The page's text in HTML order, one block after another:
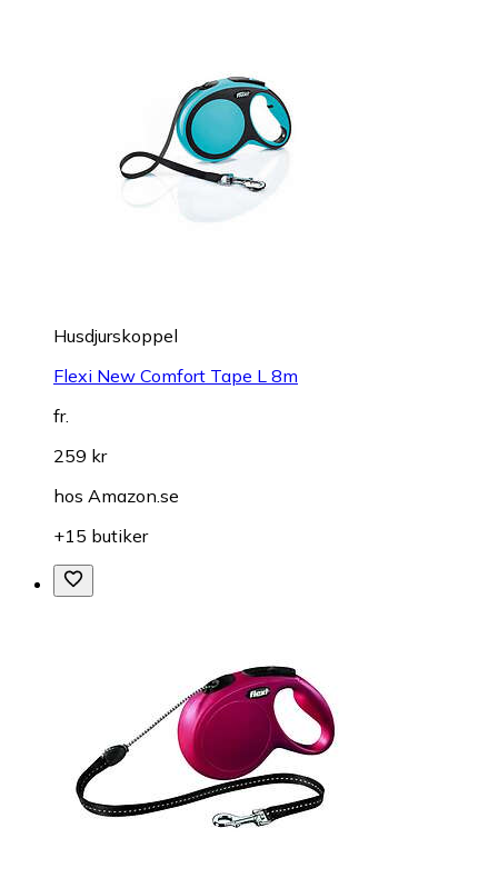
Husdjurskoppel
Flexi New Comfort Tape L 8m
fr.
259 kr
hos Amazon.se
+15 butiker